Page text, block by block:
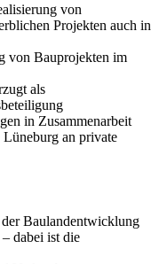
von
Projekten auch in
von Bauprojekten im
als
in Zusammenarbeit
Lüneburg an private
Baulandentwicklung
dabei ist die